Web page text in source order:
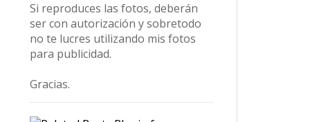
Si reproduces las fotos, deberán
ser con autorización y sobretodo
no te lucres utilizando mis fotos
para publicidad.
Gracias.